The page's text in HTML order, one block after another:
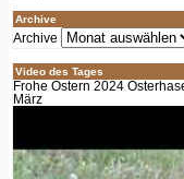
Archive
Archive
Video des Tages
Frohe Ostern 2024
März